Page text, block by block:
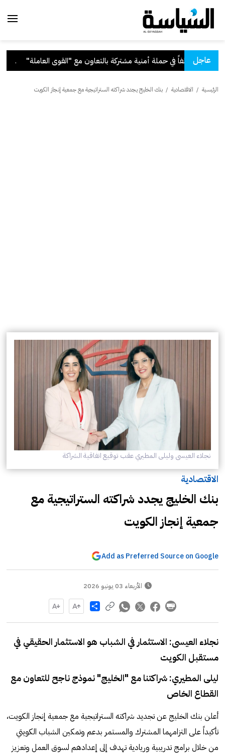
عاجل . قرار
الرئيسية / الاقتصادية / بنك الخليج يجدد شراكته الستراتيجية مع جمعية إنجاز الكويت
نجلاء العيسى وليلى المطيري عقب توقيع اتفاقية الشراكة
الاقتصادية
بنك الخليج يجدد شراكته الستراتيجية مع
جمعية إنجاز الكويت
Add as Preferred Source on Google
الأربعاء 03 يونيو 2026
Share
نجلاء العيسى: الاستثمار في الشباب هو الاستثمار الحقيقي في
مستقبل الكويت
ليلى المطيري: شراكتنا مع "الخليج" نموذج ناجح للتعاون مع
القطاع الخاص
أعلن بنك الخليج عن تجديد شراكته الستراتيجية مع جمعية إنجاز الكويت،
تأكيداً على التزامهما المشترك والمستمر بدعم وتمكين الشباب الكويتي
من خلال برامج تدريبية وريادية تهدف إلى إعدادهم لسوق العمل وتعزيز